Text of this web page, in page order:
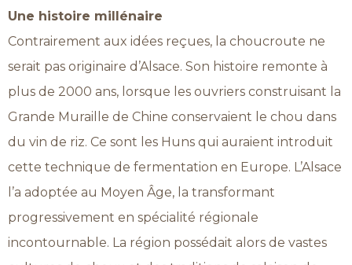
Une histoire millénaire
Contrairement aux idées reçues, la choucroute ne
serait pas originaire d’Alsace. Son histoire remonte à
plus de 2000 ans, lorsque les ouvriers construisant la
Grande Muraille de Chine conservaient le chou dans
du vin de riz. Ce sont les Huns qui auraient introduit
cette technique de fermentation en Europe. L’Alsace
l’a adoptée au Moyen Âge, la transformant
progressivement en spécialité régionale
incontournable. La région possédait alors de vastes